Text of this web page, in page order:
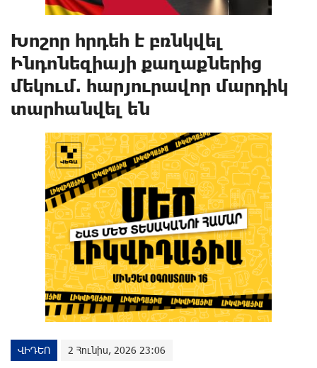
Խոշոր hրդեհ է բռնկվել
Ինդոնեզիայի քաղաքներից
մեկում. հարյուրավոր մարդիկ
տարhանվել են
ՎԻԴԵՈ 2 Հունիս, 2026 23:06